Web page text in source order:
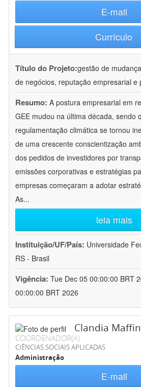
E-mail
Currículo
Título do Projeto:gestão de
de negócios, reputação empresarial e
Resumo: A postura empresarial em
GEE mudou na última década, sendo
regulamentação climática se tornou
de uma crescente conscientização
dos pedidos de investidores por
emissões corporativas e estratégias
empresas começaram a adotar
As...
leia mais
Instituição/UF/País: Universidade
RS - Brasil
Vigência: Tue Dec 05 00:00:00 BRT
00:00:00 BRT 2026
Clandia
COORDENADOR(A)
CIÊNCIAS SOCIAIS APLICADAS
Administração
E-mail